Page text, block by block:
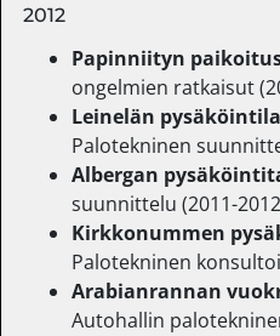
2012
Papinniityn
ongelmien ratkaisut
Leinelän
Palotekninen
Albergan
suunnittelu (2011-
Kirkkonummen
Palotekninen
Arabianrannan
Autohallin